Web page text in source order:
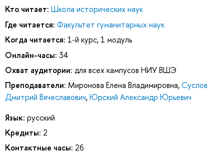
Кто читает: Школа исторических наук
Где читается: Факультет гуманитарных наук
Когда читается: 1-й курс, 1 модуль
Онлайн-часы: 34
Охват аудитории: для всех кампусов НИУ ВШЭ
Преподаватели: Миронова Елена Владимировна,Суслов
Дмитрий Вячеславович,Юрский Александр Юрьевич
Язык: русский
Кредиты: 2
Контактные часы: 26